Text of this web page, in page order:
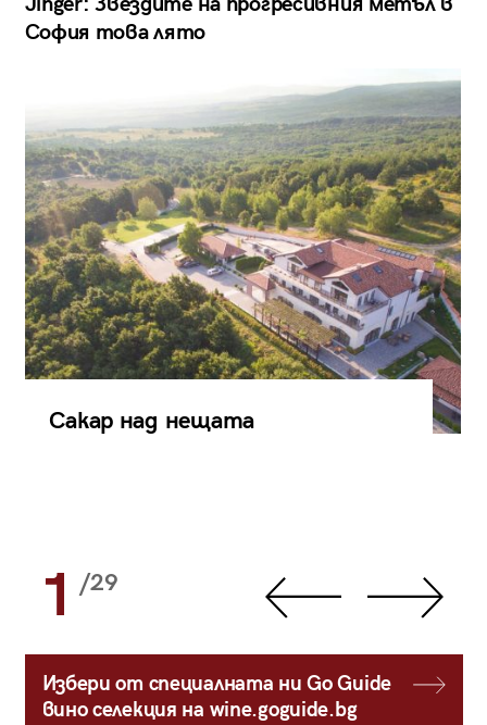
София това лято
Сакар над нещата
1 /29
Избери от специалната ни Go Guide
вино селекция на wine.goguide.bg